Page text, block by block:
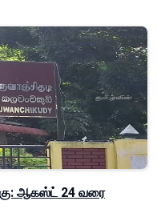
ஆகஸ்ட் 24 வரை